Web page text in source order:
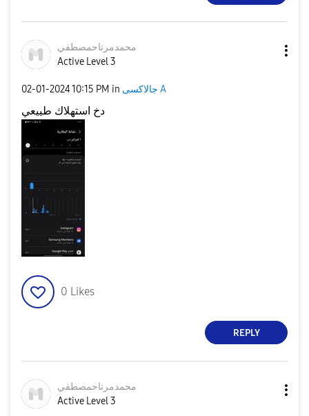
محمدمرتاحمصطفي
Active Level 3
‎02-01-202410:15 PM in جالاكسى A
دخ استهلاك طييعي
0 Likes
REPLY
محمدمرتاحمصطفي
Active Level 3